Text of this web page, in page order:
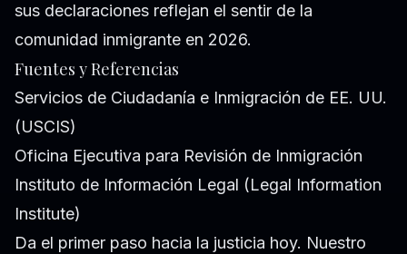
sus declaraciones reflejan el sentir de la
comunidad inmigrante en 2026.
Fuentes y Referencias
Servicios de Ciudadanía e Inmigración de EE. UU.
(USCIS)
Oficina Ejecutiva para Revisión de Inmigración
Instituto de Información Legal (Legal Information
Institute)
Da el primer paso hacia la justicia hoy. Nuestro